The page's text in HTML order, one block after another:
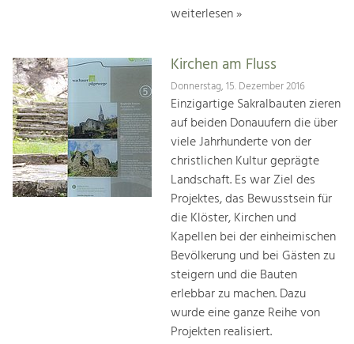
weiterlesen »
Kirchen am Fluss
Donnerstag, 15. Dezember 2016
Einzigartige Sakralbauten zieren
auf beiden Donauufern die über
viele Jahrhunderte von der
christlichen Kultur geprägte
Landschaft. Es war Ziel des
Projektes, das Bewusstsein für
die Klöster, Kirchen und
Kapellen bei der einheimischen
Bevölkerung und bei Gästen zu
steigern und die Bauten
erlebbar zu machen. Dazu
wurde eine ganze Reihe von
Projekten realisiert.